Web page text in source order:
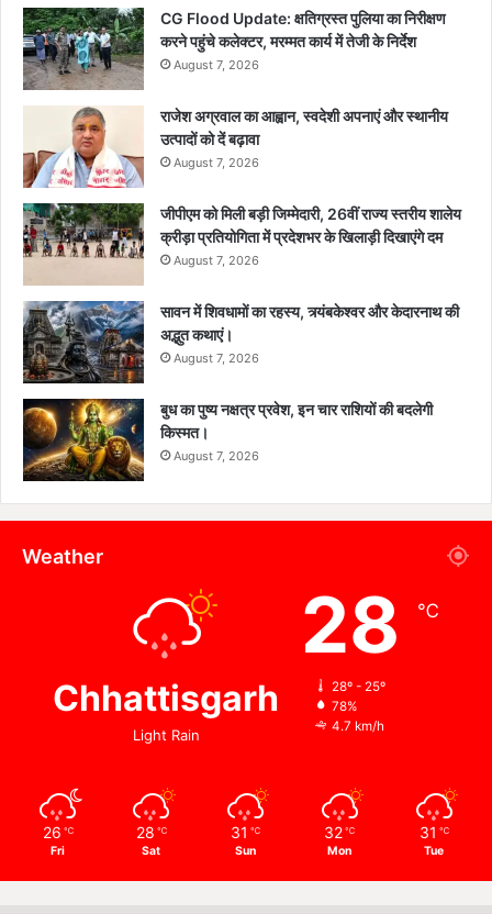
CG Flood Update: क्षतिग्रस्त पुलिया का निरीक्षण
करने पहुंचे कलेक्टर, मरम्मत कार्य में तेजी के निर्देश
August 7, 2026
राजेश अग्रवाल का आह्वान, स्वदेशी अपनाएं और स्थानीय
उत्पादों को दें बढ़ावा
August 7, 2026
जीपीएम को मिली बड़ी जिम्मेदारी, 26वीं राज्य स्तरीय शालेय
क्रीड़ा प्रतियोगिता में प्रदेशभर के खिलाड़ी दिखाएंगे दम
August 7, 2026
सावन में शिवधामों का रहस्य, त्र्यंबकेश्वर और केदारनाथ की
अद्भुत कथाएं।
August 7, 2026
बुध का पुष्य नक्षत्र प्रवेश, इन चार राशियों की बदलेगी
किस्मत।
August 7, 2026
Weather
Chhattisgarh
Light Rain
28 ℃
28º - 25º
78%
4.7 km/h
26 ℃
Fri
28 ℃
Sat
31 ℃
Sun
32 ℃
Mon
31 ℃
Tue